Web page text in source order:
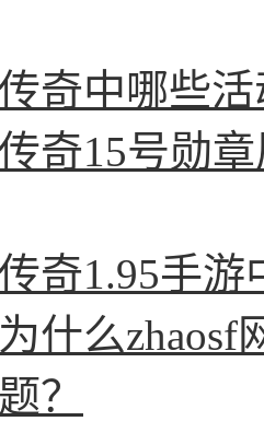
传奇中哪些
传奇15号勋
传奇1.95手
为什么
？